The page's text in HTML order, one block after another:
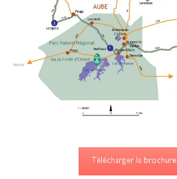
Télécharger la brochure